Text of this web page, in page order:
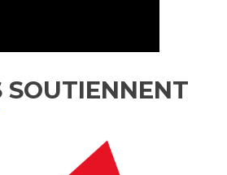
SOUTIENNENT